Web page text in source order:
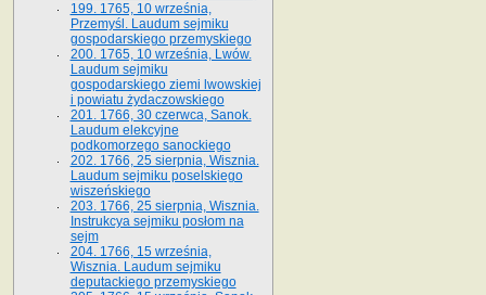
199. 1765, 10 września,
Przemyśl. Laudum sejmiku
gospodarskiego przemyskiego
200. 1765, 10 września, Lwów.
Laudum sejmiku
gospodarskiego ziemi lwowskiej
i powiatu żydaczowskiego
201. 1766, 30 czerwca, Sanok.
Laudum elekcyjne
podkomorzego sanockiego
202. 1766, 25 sierpnia, Wisznia.
Laudum sejmiku poselskiego
wiszeńskiego
203. 1766, 25 sierpnia, Wisznia.
Instrukcya sejmiku posłom na
sejm
204. 1766, 15 września,
Wisznia. Laudum sejmiku
deputackiego przemyskiego